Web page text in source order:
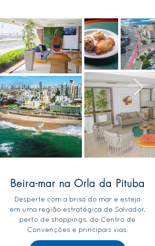
Beira-mar na Orla da Pituba
Desperte com a brisa do mar e esteja
em uma região estratégica de Salvador,
perto de shoppings, do Centro de
Convenções e principais vias.